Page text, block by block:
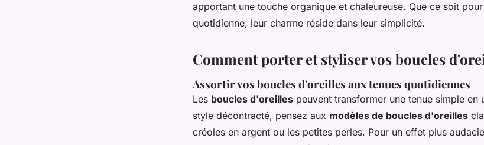
apportant une touche organique et chaleureuse. Que ce soit
quotidienne, leur charme réside dans leur simplicité.
Comment porter et styliser vos boucles
Assortir vos boucles d'oreilles aux tenues quotidiennes
Les boucles d'oreilles peuvent transformer une tenue simple en
style décontracté, pensez aux modèles de boucles d'oreilles
créoles en argent ou les petites perles. Pour un effet plus